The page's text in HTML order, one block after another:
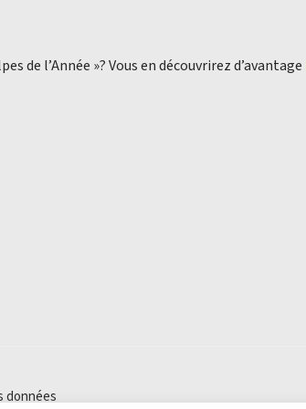
de l’Année »? Vous en découvrirez d’avantage
données